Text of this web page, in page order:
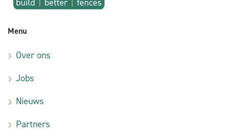
Menu
Over ons
Jobs
Nieuws
Partners